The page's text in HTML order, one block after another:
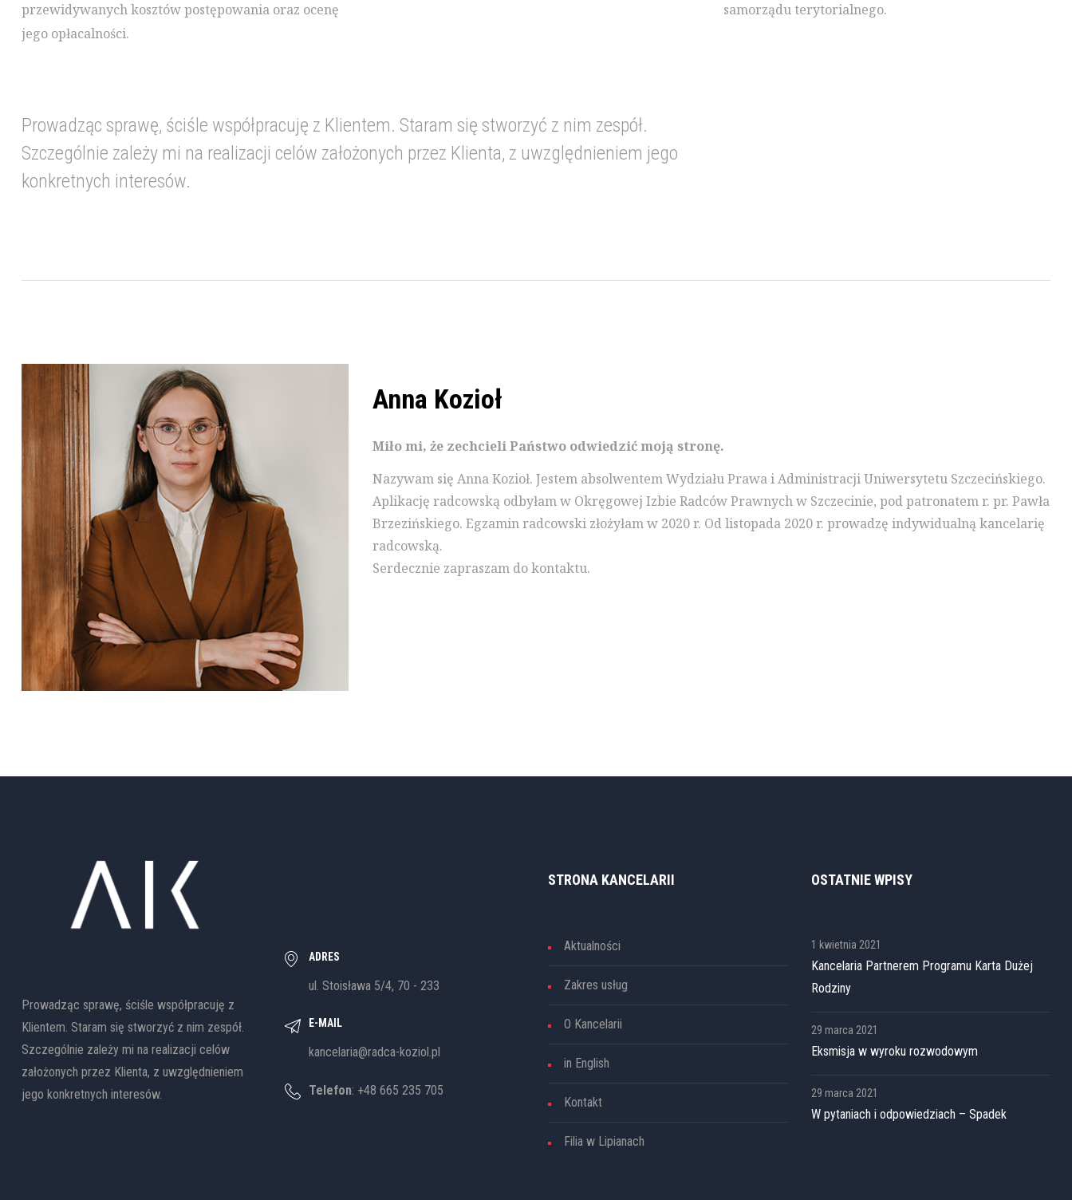
przewidywanych kosztów postępowania oraz ocenę
jego opłacalności.
samorządu terytorialnego.
Prowadząc sprawę, ściśle współpracuję z Klientem. Staram się stworzyć z nim zespół.
Szczególnie zależy mi na realizacji celów założonych przez Klienta, z uwzględnieniem jego
konkretnych interesów.
Anna Kozioł
Miło mi, że zechcieli Państwo odwiedzić moją stronę.
Nazywam się Anna Kozioł. Jestem absolwentem Wydziału Prawa i Administracji Uniwersytetu Szczecińskiego.
Aplikację radcowską odbyłam w Okręgowej Izbie Radców Prawnych w Szczecinie, pod patronatem r. pr. Pawła
Brzezińskiego. Egzamin radcowski złożyłam w 2020 r. Od listopada 2020 r. prowadzę indywidualną kancelarię
radcowską.
Serdecznie zapraszam do kontaktu.
Prowadząc sprawę, ściśle współpracuję z
Klientem. Staram się stworzyć z nim zespół.
Szczególnie zależy mi na realizacji celów
założonych przez Klienta, z uwzględnieniem
jego konkretnych interesów.
ADRES
ul. Stoisława 5/4, 70 - 233
E-MAIL
kancelaria@radca-koziol.pl
Telefon: +48 665 235 705
STRONA KANCELARII
Aktualności
Zakres usług
O Kancelarii
in English
Kontakt
Filia w Lipianach
OSTATNIE WPISY
Kancelaria Partnerem Programu Karta Dużej
Rodziny
1 kwietnia 2021
Eksmisja w wyroku rozwodowym
29 marca 2021
W pytaniach i odpowiedziach – Spadek
29 marca 2021